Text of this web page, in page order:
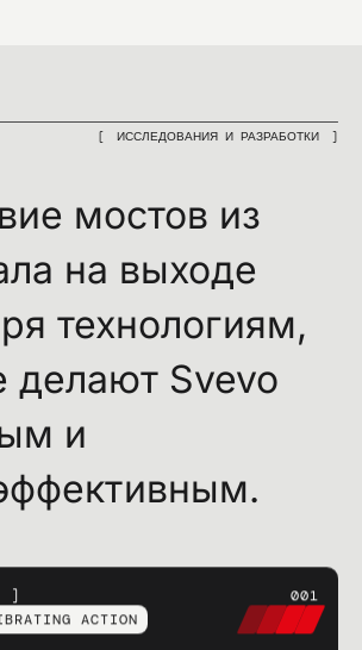
ИССЛЕДОВАНИЯ И РАЗРАБОТКИ
мостов из
на выходе
технологиям,
делают Svevo
и
001
ACTION